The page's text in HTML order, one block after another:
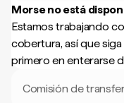
Morse no está
Estamos trabajando
cobertura, así que siga
primero en enterarse
Comisión de